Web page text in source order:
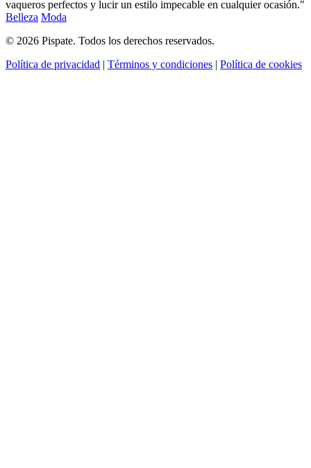
vaqueros perfectos y lucir un estilo impecable en cualquier ocasión."
Belleza Moda
© 2026 Pispate. Todos los derechos reservados.
Política de privacidad | Términos y condiciones | Política de cookies